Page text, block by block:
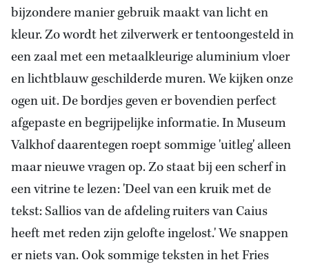
bijzondere manier gebruik maakt van licht en
kleur. Zo wordt het zilverwerk er tentoongesteld in
een zaal met een metaalkleurige aluminium vloer
en lichtblauw geschilderde muren. We kijken onze
ogen uit. De bordjes geven er bovendien perfect
afgepaste en begrijpelijke informatie. In Museum
Valkhof daarentegen roept sommige 'uitleg' alleen
maar nieuwe vragen op. Zo staat bij een scherf in
een vitrine te lezen: 'Deel van een kruik met de
tekst: Sallios van de afdeling ruiters van Caius
heeft met reden zijn gelofte ingelost.' We snappen
er niets van. Ook sommige teksten in het Fries